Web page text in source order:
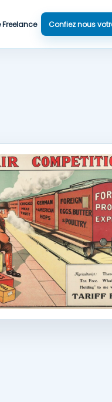
Freelance Confiez nous